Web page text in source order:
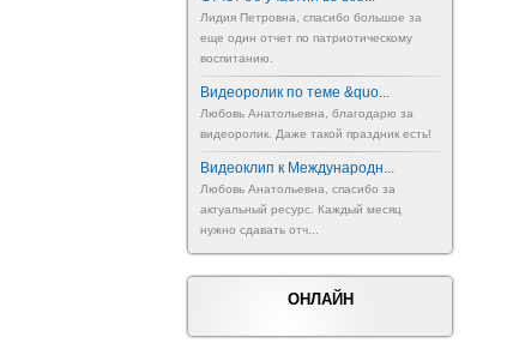
Лидия Петровна, спасибо большое за
еще один отчет по патриотическому
воспитанию.
Видеоролик по теме &quo...
Любовь Анатольевна, благодарю за
видеоролик. Даже такой праздник есть!
Видеоклип к Международн...
Любовь Анатольевна, спасибо за
актуальный ресурс. Каждый месяц
нужно сдавать отч...
ОНЛАЙН